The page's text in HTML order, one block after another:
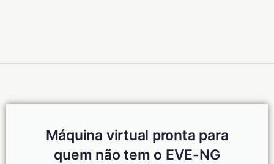
Máquina virtual pronta para
quem não tem o EVE-NG